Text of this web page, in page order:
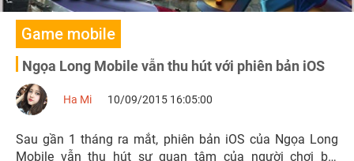
Game mobile
Ngọa Long Mobile vẫn thu hút với phiên bản iOS
Ha Mi 10/09/2015 16:05:00
Sau gần 1 tháng ra mắt, phiên bản iOS của Ngọa Long
Mobile vẫn thu hút sự quan tâm của người chơi bởi